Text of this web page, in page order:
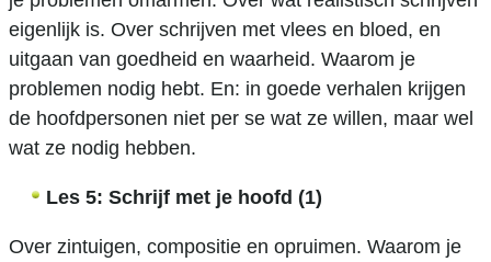
eigenlijk is. Over schrijven met vlees en bloed, en
uitgaan van goedheid en waarheid. Waarom je
problemen nodig hebt. En: in goede verhalen krijgen
de hoofdpersonen niet per se wat ze willen, maar wel
wat ze nodig hebben.
Les 5: Schrijf met je hoofd (1)
Over zintuigen, compositie en opruimen. Waarom je